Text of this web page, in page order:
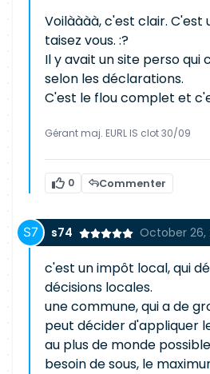
Voilàààà, c'est clair. C'est
taisez vous. :?
Il y avait un site perso
selon les déclarations.
C'est le flou complet et
Gérant maj. EURL IS clot 30/09
0 Commenter
s74 October 26,
c'est un impôt local, qui
décisions locales.
une commune, qui a de
peut décider d'appliquer
au plus de monde
besoin de sous, le